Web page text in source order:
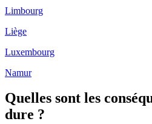
Limbourg
Liège
Luxembourg
Namur
Quelles sont les
dure ?